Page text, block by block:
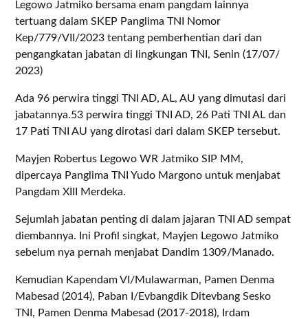
Legowo Jatmiko bersama enam pangdam lainnya
tertuang dalam SKEP Panglima TNI Nomor
Kep/779/VII/2023 tentang pemberhentian dari dan
pengangkatan jabatan di lingkungan TNI, Senin (17/07/
2023)
Ada 96 perwira tinggi TNI AD, AL, AU yang dimutasi dari
jabatannya.53 perwira tinggi TNI AD, 26 Pati TNI AL dan
17 Pati TNI AU yang dirotasi dari dalam SKEP tersebut.
Mayjen Robertus Legowo WR Jatmiko SIP MM,
dipercaya Panglima TNI Yudo Margono untuk menjabat
Pangdam XIII Merdeka.
Sejumlah jabatan penting di dalam jajaran TNI AD sempat
diembannya. Ini Profil singkat, Mayjen Legowo Jatmiko
sebelum nya pernah menjabat Dandim 1309/Manado.
Kemudian Kapendam VI/Mulawarman, Pamen Denma
Mabesad (2014), Paban I/Evbangdik Ditevbang Sesko
TNI, Pamen Denma Mabesad (2017-2018), Irdam